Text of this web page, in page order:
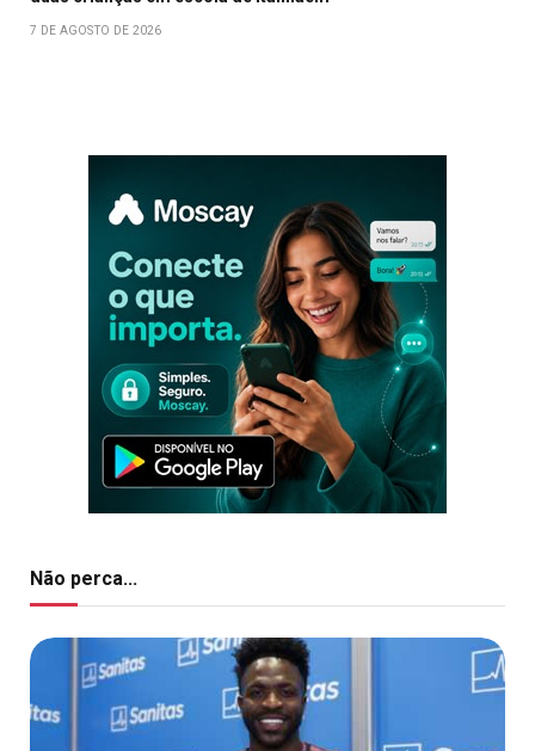
7 DE AGOSTO DE 2026
Não perca...